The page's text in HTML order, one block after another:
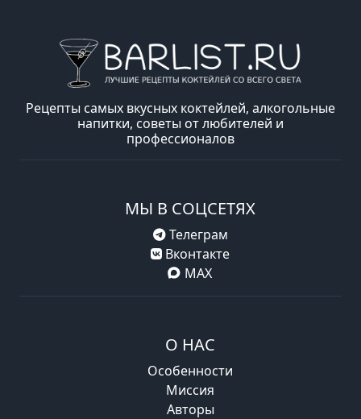
Рецепты самых вкусных коктейлей, алкогольные
напитки, советы от любителей и
профессионалов
МЫ В СОЦСЕТЯХ
Телеграм
Вконтакте
MAX
О НАС
Особенности
Миссия
Авторы